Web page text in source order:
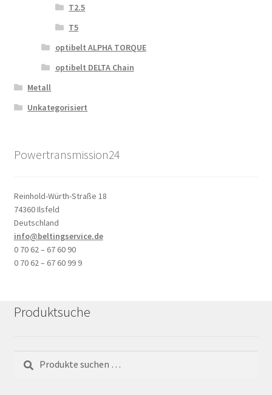
T2.5
T5
optibelt ALPHA TORQUE
optibelt DELTA Chain
Metall
Unkategorisiert
Powertransmission24
Reinhold-Würth-Straße 18
74360 Ilsfeld
Deutschland
info@beltingservice.de
0 70 62 – 67 60 90
0 70 62 – 67 60 99 9
Produktsuche
nach: